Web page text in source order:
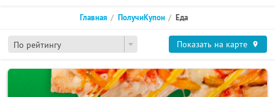
По рейтингу
Главная ПолучиКупон Еда
Показать на карте